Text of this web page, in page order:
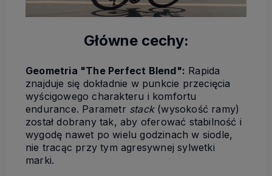
Główne cechy:
Geometria "The Perfect Blend": Rapida
znajduje się dokładnie w punkcie przecięcia
wyścigowego charakteru i komfortu
endurance. Parametr stack(wysokość ramy)
został dobrany tak, aby oferować stabilność i
wygodę nawet po wielu godzinach w siodle,
nie tracąc przy tym agresywnej sylwetki
marki.